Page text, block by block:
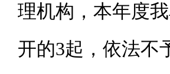
理机构，本年度
开的3起，依法不